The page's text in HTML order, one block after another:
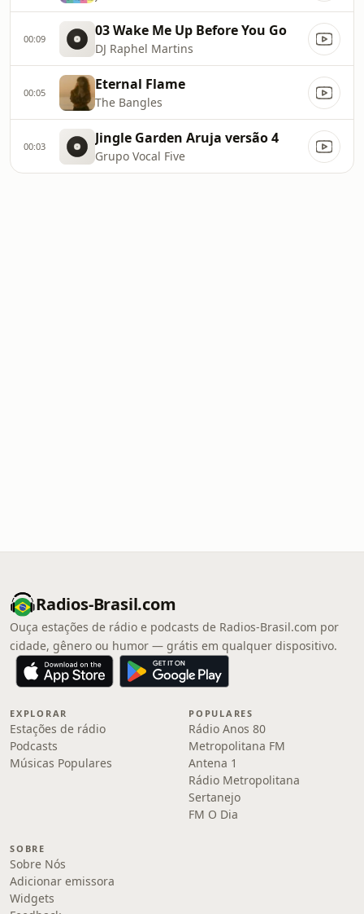
00:09 03 Wake Me Up Before You Go
DJ Raphel Martins
00:05 Eternal Flame
The Bangles
00:03 Jingle Garden Aruja versão 4
Grupo Vocal Five
Radios-Brasil.com
Ouça estações de rádio e podcasts de Radios-Brasil.com por
cidade, gênero ou humor — grátis em qualquer dispositivo.
EXPLORAR
Estações de rádio
Podcasts
Músicas Populares
POPULARES
Rádio Anos 80
Metropolitana FM
Antena 1
Rádio Metropolitana
Sertanejo
FM O Dia
SOBRE
Sobre Nós
Adicionar emissora
Widgets